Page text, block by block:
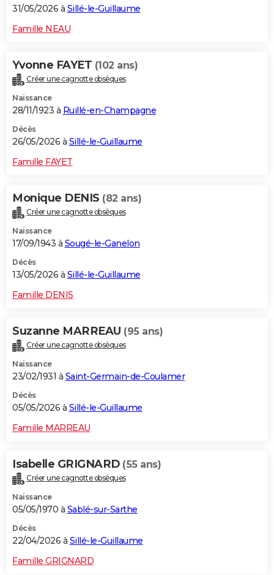
31/05/2026 à Sillé-le-Guillaume
Famille NEAU
Yvonne FAYET (102 ans)
Créer une cagnotte obsèques
Naissance
28/11/1923 à Ruillé-en-Champagne
Décès
26/05/2026 à Sillé-le-Guillaume
Famille FAYET
Monique DENIS (82 ans)
Créer une cagnotte obsèques
Naissance
17/09/1943 à Sougé-le-Ganelon
Décès
13/05/2026 à Sillé-le-Guillaume
Famille DENIS
Suzanne MARREAU (95 ans)
Créer une cagnotte obsèques
Naissance
23/02/1931 à Saint-Germain-de-Coulamer
Décès
05/05/2026 à Sillé-le-Guillaume
Famille MARREAU
Isabelle GRIGNARD (55 ans)
Créer une cagnotte obsèques
Naissance
05/05/1970 à Sablé-sur-Sarthe
Décès
22/04/2026 à Sillé-le-Guillaume
Famille GRIGNARD